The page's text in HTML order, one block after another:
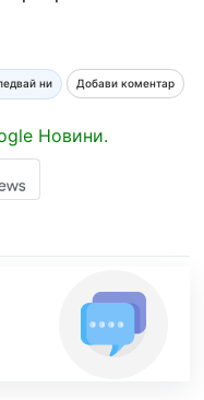
ни Добави коментар
Новини.